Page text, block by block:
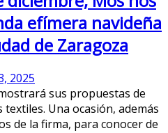
efímera navideña
de Zaragoza
2025
sus propuestas de
Una ocasión, además
de la firma, para conocer de